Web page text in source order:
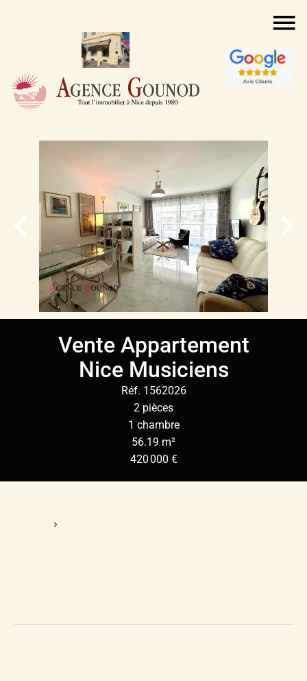
Vente Appartement
Nice Musiciens
Réf. 1562026
2 pièces
1 chambre
56.19 m²
420 000 €